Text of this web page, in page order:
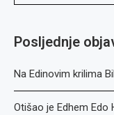
Posljednje
Na Edinovim krilima
Otišao je Edhem Edo